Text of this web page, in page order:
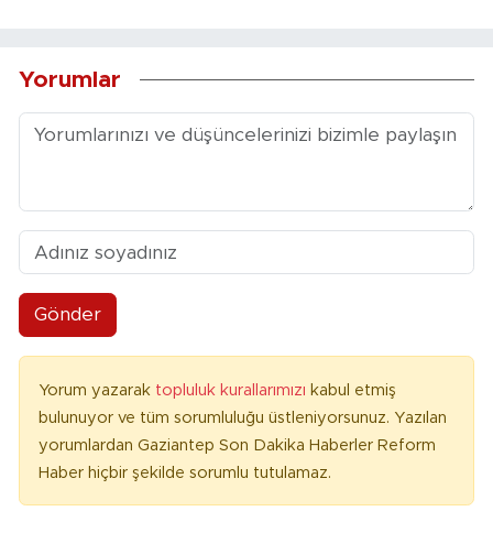
Yorumlar
Gönder
Yorum yazarak topluluk kurallarımızı kabul etmiş
bulunuyor ve tüm sorumluluğu üstleniyorsunuz. Yazılan
yorumlardan Gaziantep Son Dakika Haberler Reform
Haber hiçbir şekilde sorumlu tutulamaz.